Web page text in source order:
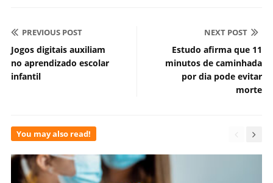
PREVIOUS POST
Jogos digitais auxiliam
no aprendizado escolar
infantil
NEXT POST
Estudo afirma que 11
minutos de caminhada
por dia pode evitar
morte
You may also read!